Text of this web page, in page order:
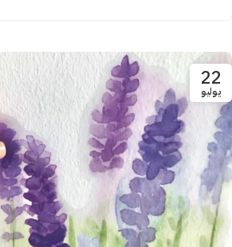
22
يوليو